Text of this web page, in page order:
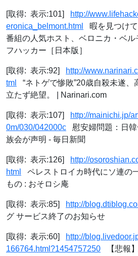
[取得: 表示:101]
http://
eronica_belmont.html
暇を見つけ
番組の人気ホスト、ベロニカ・ベル
フハッカー［日本版］
[取得: 表示:92]
http://
tml
“ネトゲで惨敗”20歳自殺未遂
立たず絶望。 | Narinari.com
[取得: 表示:107]
http://mainichi.jp/
0m/030/042000c 慰安婦問題：日
族会が声明 - 毎日新聞
[取得: 表示:126]
http://
html
ペレストロイカ時代にソ連の
もの : おそロシ庵
[取得: 表示:85] http://
グ サービス終了のお知らせ
[取得: 表示:60]
http://
166764.html?1454757250 【悲報